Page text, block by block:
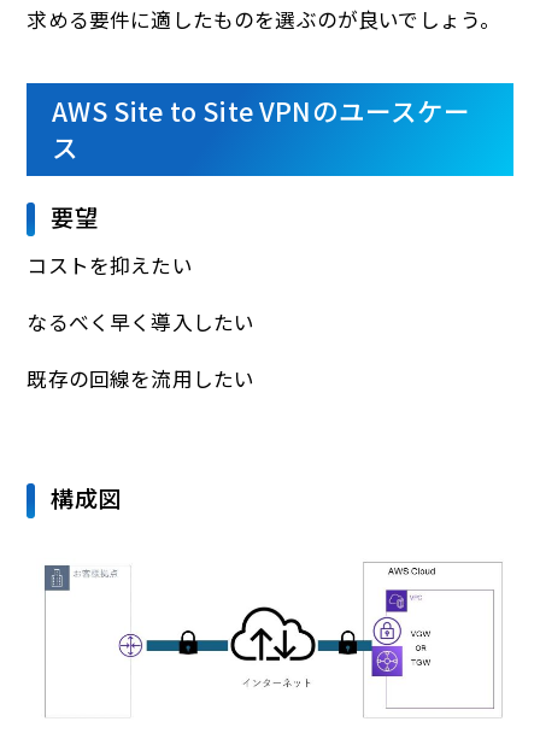
求める要件に適したものを選ぶのが良いでしょう。
AWS Site to Site VPNのユースケー
ス
要望
コストを抑えたい
なるべく早く導入したい
既存の回線を流用したい
構成図